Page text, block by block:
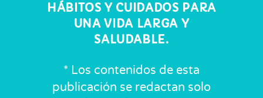
HÁBITOS Y CUIDADOS PARA
UNA VIDA LARGA Y
SALUDABLE.
* Los contenidos de esta
publicación se redactan solo